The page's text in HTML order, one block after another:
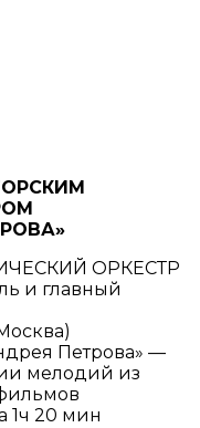
ОРКЕСТР
и главный
Петрова» —
мелодий из
1ч 20 мин